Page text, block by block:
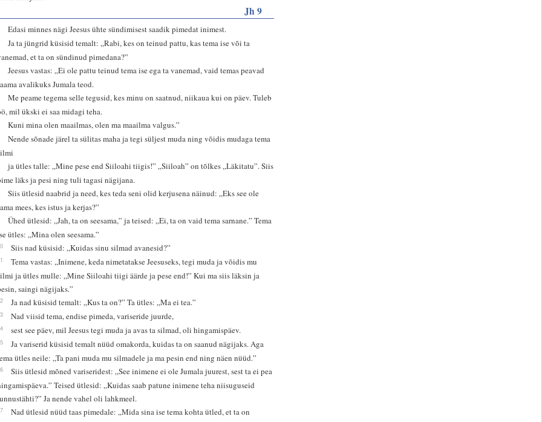
Jh 9
Edasi minnes nägi Jeesus ühte sündimisest saadik pimedat inimest.
Ja ta jüngrid küsisid temalt: „Rabi, kes on teinud pattu, kas tema ise või ta
et ta on sündinud pimedana?”
Jeesus vastas: „Ei ole pattu teinud tema ise ega ta vanemad, vaid temas peavad
avalikuks Jumala teod.
Me peame tegema selle tegusid, kes minu on saatnud, niikaua kui on päev. Tuleb
mil ükski ei saa midagi teha.
Kuni mina olen maailmas, olen ma maailma valgus.”
Nende sõnade järel ta sülitas maha ja tegi süljest muda ning võidis mudaga tema
ja ütles talle: „Mine pese end Siiloahi tiigis!” „Siiloah” on tõlkes „Läkitatu”. Siis
läks ja pesi ning tuli tagasi nägijana.
Siis ütlesid naabrid ja need, kes teda seni olid kerjusena näinud: „Eks see ole
mees, kes istus ja kerjas?”
Ühed ütlesid: „Jah, ta on seesama,” ja teised: „Ei, ta on vaid tema sarnane.” Tema
ütles: „Mina olen seesama.”
Siis nad küsisid: „Kuidas sinu silmad avanesid?”
Tema vastas: „Inimene, keda nimetatakse Jeesuseks, tegi muda ja võidis mu
ja ütles mulle: „Mine Siiloahi tiigi äärde ja pese end!” Kui ma siis läksin ja
saingi nägijaks.”
Ja nad küsisid temalt: „Kus ta on?” Ta ütles: „Ma ei tea.”
Nad viisid tema, endise pimeda, variseride juurde,
sest see päev, mil Jeesus tegi muda ja avas ta silmad, oli hingamispäev.
Ja variserid küsisid temalt nüüd omakorda, kuidas ta on saanud nägijaks. Aga
ütles neile: „Ta pani muda mu silmadele ja ma pesin end ning näen nüüd.”
Siis ütlesid mõned variseridest: „See inimene ei ole Jumala juurest, sest ta ei pea
Teised ütlesid: „Kuidas saab patune inimene teha niisuguseid
Ja nende vahel oli lahkmeel.
Nad ütlesid nüüd taas pimedale: „Mida sina ise tema kohta ütled, et ta on